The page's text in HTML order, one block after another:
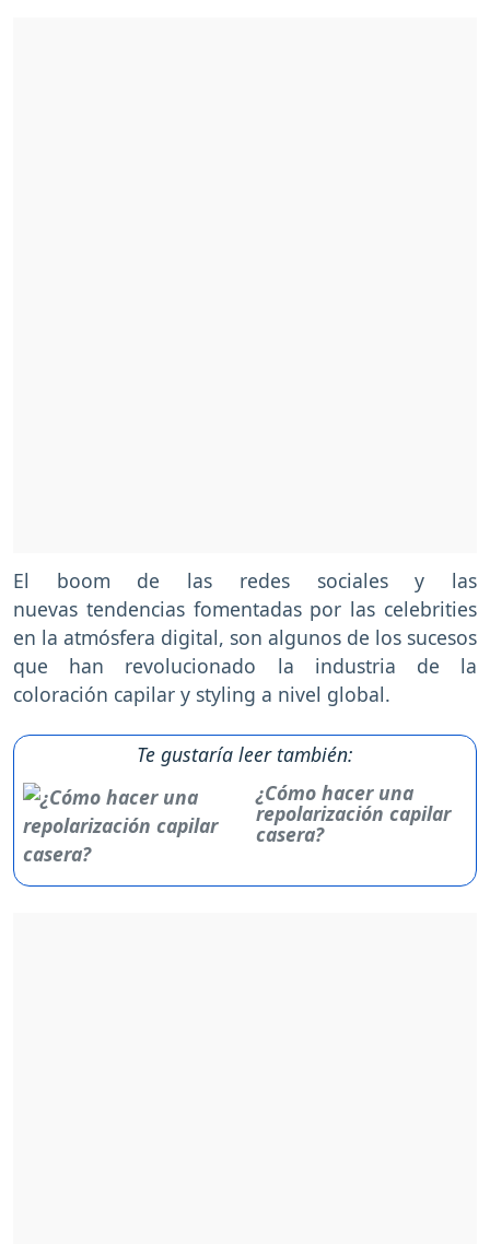
El boom de las redes sociales y las
nuevas tendencias fomentadas por las celebrities
en la atmósfera digital, son algunos de los sucesos
que han revolucionado la industria de la
coloración capilar y styling a nivel global.
Te gustaría leer también:
¿Cómo hacer una
repolarización capilar
casera?